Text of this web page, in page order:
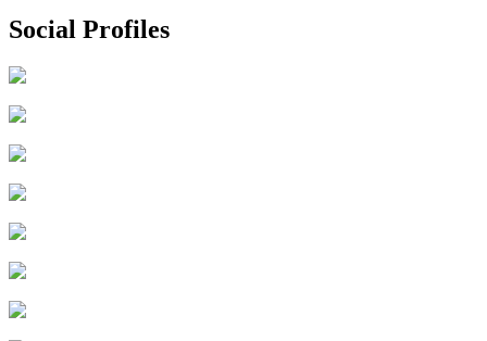
Social Profiles